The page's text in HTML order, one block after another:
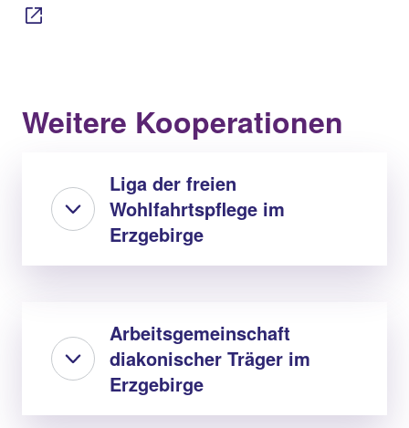
Weitere Kooperationen
Liga der freien
Wohlfahrtspflege im
Erzgebirge
Arbeitsgemeinschaft
diakonischer Träger im
Erzgebirge